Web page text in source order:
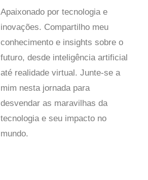
Apaixonado por tecnologia e
inovações. Compartilho meu
conhecimento e insights sobre o
futuro, desde inteligência artificial
até realidade virtual. Junte-se a
mim nesta jornada para
desvendar as maravilhas da
tecnologia e seu impacto no
mundo.